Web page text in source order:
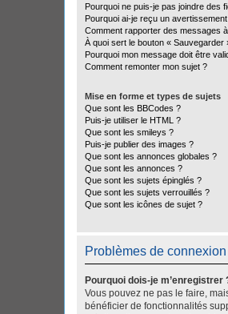
Pourquoi ne puis-je pas joindre des
Pourquoi ai-je reçu un
Comment rapporter des messages
À quoi sert le bouton «
Pourquoi mon message doit être
Comment remonter mon sujet ?
Mise en forme et types de sujets
Que sont les BBCodes ?
Puis-je utiliser le HTML ?
Que sont les smileys ?
Puis-je publier des images ?
Que sont les annonces globales ?
Que sont les annonces ?
Que sont les sujets épinglés ?
Que sont les sujets verrouillés ?
Que sont les icônes de sujet ?
Problèmes de
Pourquoi dois-je m’enregistrer
Vous pouvez ne pas le faire,
bénéficier de fonctionnalités